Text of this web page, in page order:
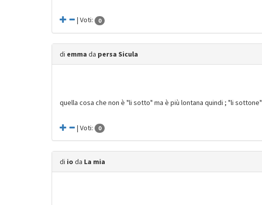
| Voti: 0
di emma da persa Sicula
quella cosa che non è "li sotto" ma è più lontana quindi ; "li sottone"
| Voti: 0
di io da La mia